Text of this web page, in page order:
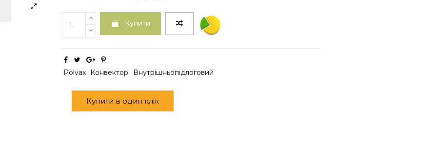
Купити
Polvax Конвектор Внутрішньопідлоговий
Купити в один клік